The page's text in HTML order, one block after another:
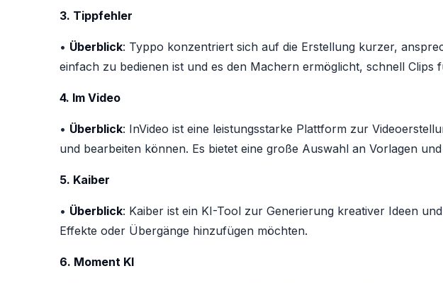
3. Tippfehler
• Überblick: Typpo konzentriert sich auf die Erstellung kurzer,
einfach zu bedienen ist und es den Machern ermöglicht, schnell Clips
4. Im Video
• Überblick: InVideo ist eine leistungsstarke Plattform zur
und bearbeiten können. Es bietet eine große Auswahl an Vorlagen
5. Kaiber
• Überblick: Kaiber ist ein KI-Tool zur Generierung kreativer Ideen
Effekte oder Übergänge hinzufügen möchten.
6. Moment KI